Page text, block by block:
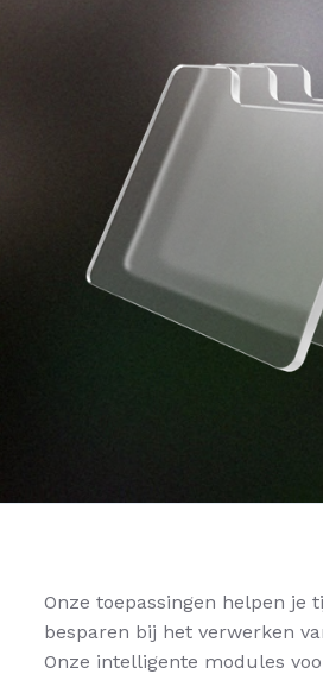
Onze toepassingen helpen je
besparen bij het verwerken
Onze intelligente modules